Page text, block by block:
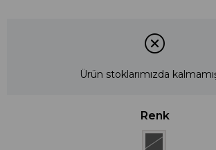
Ürün stoklarımızda
Renk